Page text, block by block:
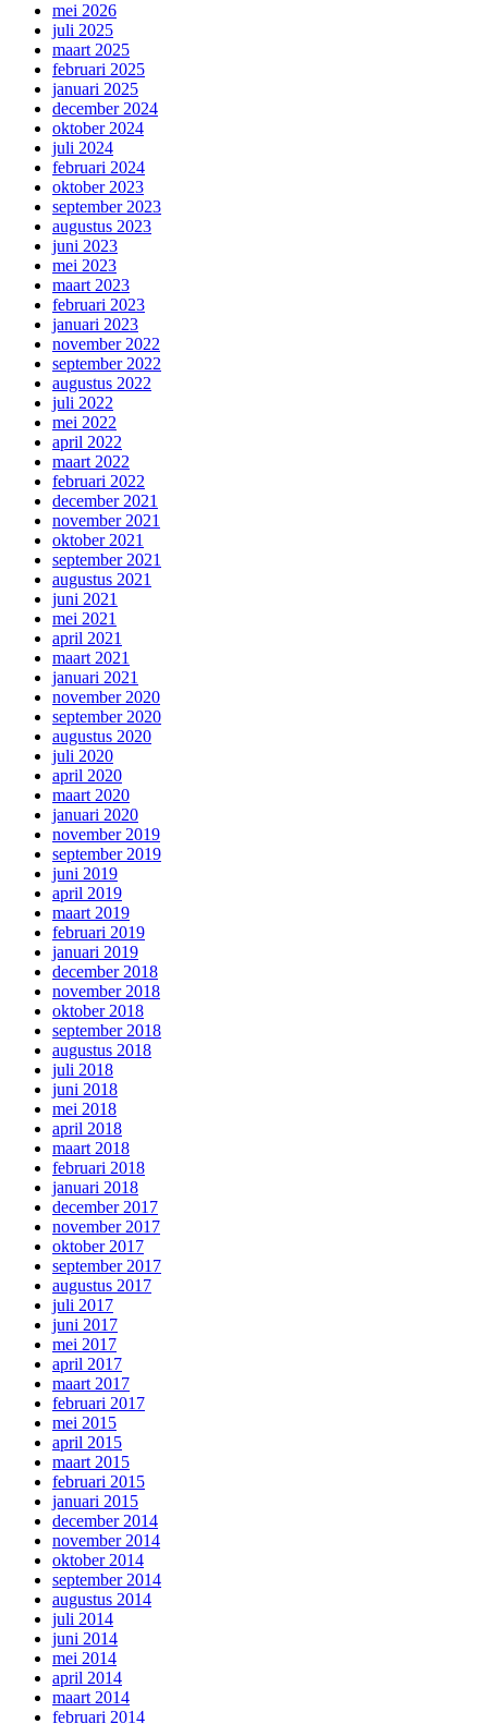
mei 2026
juli 2025
maart 2025
februari 2025
januari 2025
december 2024
oktober 2024
juli 2024
februari 2024
oktober 2023
september 2023
augustus 2023
juni 2023
mei 2023
maart 2023
februari 2023
januari 2023
november 2022
september 2022
augustus 2022
juli 2022
mei 2022
april 2022
maart 2022
februari 2022
december 2021
november 2021
oktober 2021
september 2021
augustus 2021
juni 2021
mei 2021
april 2021
maart 2021
januari 2021
november 2020
september 2020
augustus 2020
juli 2020
april 2020
maart 2020
januari 2020
november 2019
september 2019
juni 2019
april 2019
maart 2019
februari 2019
januari 2019
december 2018
november 2018
oktober 2018
september 2018
augustus 2018
juli 2018
juni 2018
mei 2018
april 2018
maart 2018
februari 2018
januari 2018
december 2017
november 2017
oktober 2017
september 2017
augustus 2017
juli 2017
juni 2017
mei 2017
april 2017
maart 2017
februari 2017
mei 2015
april 2015
maart 2015
februari 2015
januari 2015
december 2014
november 2014
oktober 2014
september 2014
augustus 2014
juli 2014
juni 2014
mei 2014
april 2014
maart 2014
februari 2014